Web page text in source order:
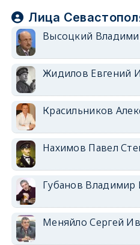
Лица
Высоцкий
Жидилов Евгений
Красильников
Нахимов Павел
Губанов Владимир
Меняйло Сергей